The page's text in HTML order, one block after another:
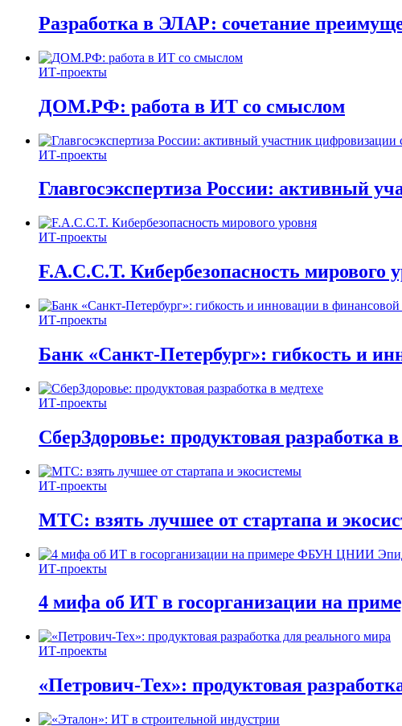
Разработка в ЭЛАР: сочетание
ИТ-проекты
ДОМ.РФ: работа в ИТ со смыслом
ИТ-проекты
Главгосэкспертиза России: активный
ИТ-проекты
F.A.C.C.T. Кибербезопасность мирового
ИТ-проекты
Банк «Санкт-Петербург»: гибкость и
ИТ-проекты
СберЗдоровье: продуктовая разработка в
ИТ-проекты
МТС: взять лучшее от стартапа и
ИТ-проекты
4 мифа об ИТ в госорганизации на
ИТ-проекты
«Петрович-Тех»: продуктовая